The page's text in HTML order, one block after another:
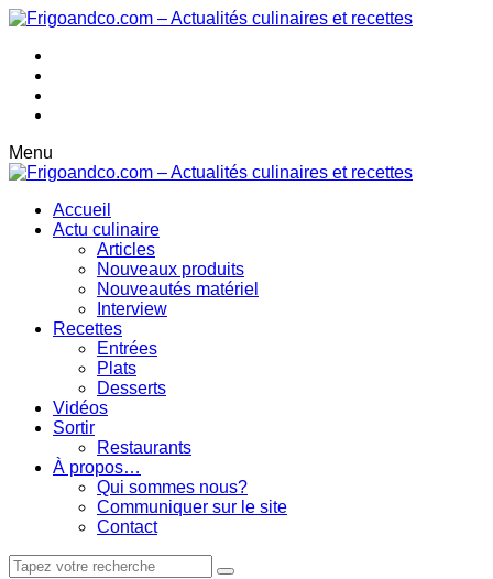
Menu
Accueil
Actu culinaire
Articles
Nouveaux produits
Nouveautés matériel
Interview
Recettes
Entrées
Plats
Desserts
Vidéos
Sortir
Restaurants
À propos…
Qui sommes nous?
Communiquer sur le site
Contact